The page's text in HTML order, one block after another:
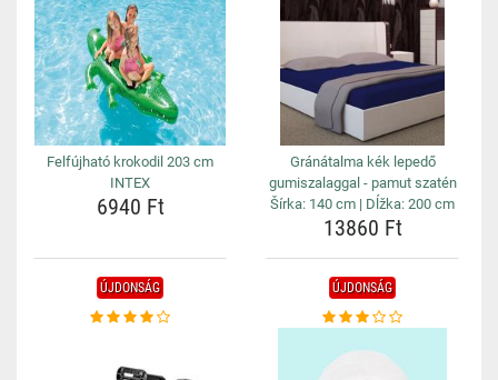
Felfújható krokodil 203 cm
INTEX
6940 Ft
Gránátalma kék lepedő
gumiszalaggal - pamut szatén
Šírka: 140 cm | Dĺžka: 200 cm
13860 Ft
ÚJDONSÁG ÚJDONSÁG